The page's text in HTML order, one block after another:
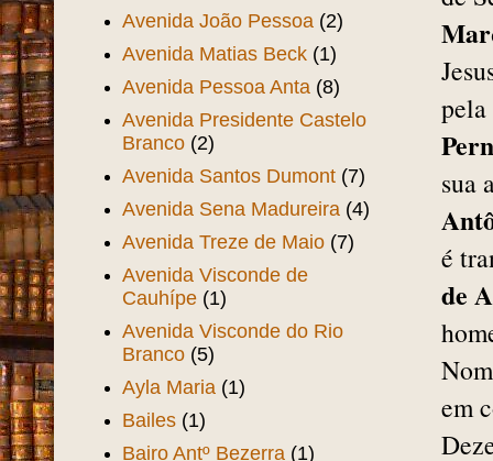
pela
sua
é
de
em
Avenida João Pessoa (2)
Avenida Matias Beck (1)
Avenida Pessoa Anta (8)
Avenida Presidente Castelo
Branco (2)
Avenida Santos Dumont (7)
Avenida Sena Madureira (4)
Avenida Treze de Maio (7)
Avenida Visconde de
Cauhípe (1)
Avenida Visconde do Rio
Branco (5)
Ayla Maria (1)
Bailes (1)
Bairo Antº Bezerra (1)